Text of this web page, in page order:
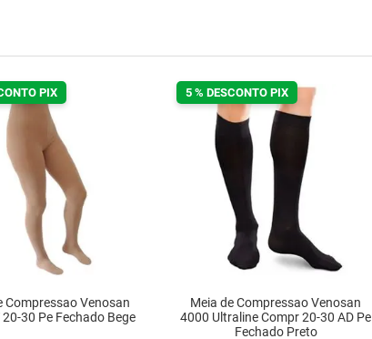
PIX
Compressao Venosan
20-30 Pe Fechado Bege
5 % DESCONTO PIX
Meia de Compressao Venosan
4000 Ultraline Compr 20-30 AD Pe
Fechado Preto